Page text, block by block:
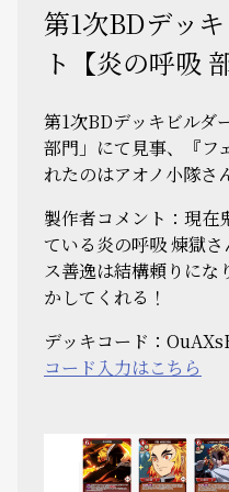
第1次BDデッ
ト【炎の呼吸
第1次BDデッキビルダ
部門」にて見事、『フ
れたのはアオノ小隊さ
製作者コメント：現在
ている炎の呼吸 煉獄
ス善逸は結構頼りにな
かしてくれる！
デッキコード：
コード入力はこちら